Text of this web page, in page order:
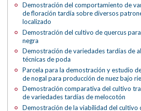
Demostración del comportamiento de
de floración tardía sobre diversos
localizado
Demostración del cultivo de quercus
negra
Demostración de variedades tardías de
técnicas de poda
Parcela para la demostración y estudio
de nogal para producción de nuez bajo
Demostración comparativa del cultivo
de variedades tardías de melocotón
Demostración de la viabilidad del cultivo